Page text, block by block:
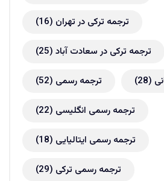
ترجمه ترکی در تهران (16)
ترجمه ترکی در سعادت آباد (25)
ترجمه رسمی (52) (28)
ترجمه رسمی انگلیسی (22)
ترجمه رسمی ایتالیایی (18)
ترجمه رسمی ترکی (29)